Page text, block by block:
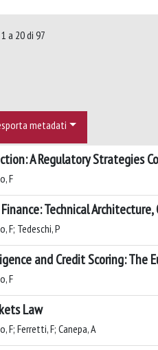
a 20 di 97
metadati
A Regulatory Strategies
F
Technical
F; Tedeschi, P
and Credit Scoring: The
F
Law
F; Ferretti, F; Canepa, A